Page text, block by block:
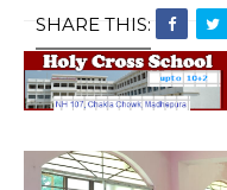
SHARE THIS: